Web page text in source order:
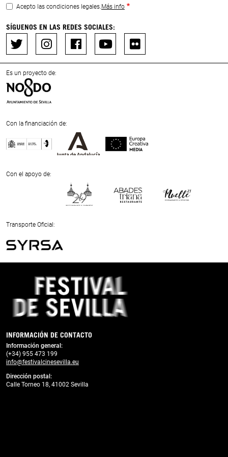
Acepto las condiciones legales. Más info
SÍGUENOS EN LAS REDES SOCIALES:
Es un proyecto de:
Con la financiación de:
Next
Con el apoyo de:
Next
Transporte Oficial:
Previous
INFORMACIÓN DE CONTACTO
Información general:
(+34) 955 473 199
info@festivalcinesevilla.eu
Dirección postal:
Calle Torneo 18, 41002 Sevilla